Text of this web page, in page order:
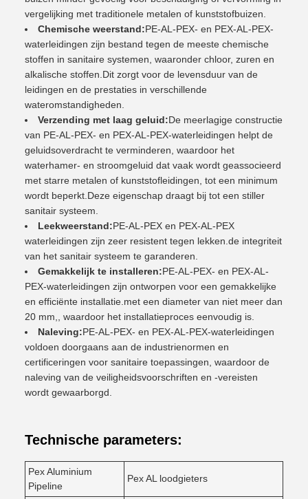
vergelijking met traditionele metalen of kunststofbuizen.
Chemische weerstand:PE-AL-PEX- en PEX-AL-PEX-
waterleidingen zijn bestand tegen de meeste chemische
stoffen in sanitaire systemen, waaronder chloor, zuren en
alkalische stoffen.Dit zorgt voor de levensduur van de
leidingen en de prestaties in verschillende
wateromstandigheden.
Verzending met laag geluid:De meerlagige constructie
van PE-AL-PEX- en PEX-AL-PEX-waterleidingen helpt de
geluidsoverdracht te verminderen, waardoor het
waterhamer- en stroomgeluid dat vaak wordt geassocieerd
met starre metalen of kunststofleidingen, tot een minimum
wordt beperkt.Deze eigenschap draagt bij tot een stiller
sanitair systeem.
Leekweerstand:PE-AL-PEX en PEX-AL-PEX
waterleidingen zijn zeer resistent tegen lekken.de integriteit
van het sanitair systeem te garanderen.
Gemakkelijk te installeren:PE-AL-PEX- en PEX-AL-
PEX-waterleidingen zijn ontworpen voor een gemakkelijke
en efficiënte installatie.met een diameter van niet meer dan
20 mm,, waardoor het installatieproces eenvoudig is.
Naleving:PE-AL-PEX- en PEX-AL-PEX-waterleidingen
voldoen doorgaans aan de industrienormen en
certificeringen voor sanitaire toepassingen, waardoor de
naleving van de veiligheidsvoorschriften en -vereisten
wordt gewaarborgd.
Technische parameters:
Pex Aluminium
Pipeline
Pex AL loodgieters